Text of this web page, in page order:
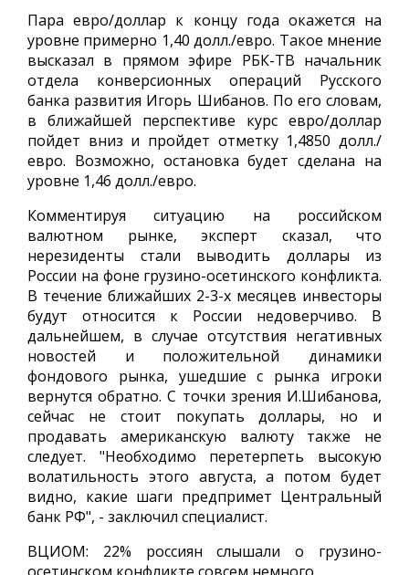
Пара евро/доллар к концу года окажется на
уровне примерно 1,40 долл./евро. Такое мнение
высказал в прямом эфире РБК-ТВ начальник
отдела конверсионных операций Русского
банка развития Игорь Шибанов. По его словам,
в ближайшей перспективе курс евро/доллар
пойдет вниз и пройдет отметку 1,4850 долл./
евро. Возможно, остановка будет сделана на
уровне 1,46 долл./евро.
Комментируя ситуацию на российском
валютном рынке, эксперт сказал, что
нерезиденты стали выводить доллары из
России на фоне грузино-осетинского конфликта.
В течение ближайших 2-3-х месяцев инвесторы
будут относится к России недоверчиво. В
дальнейшем, в случае отсутствия негативных
новостей и положительной динамики
фондового рынка, ушедшие с рынка игроки
вернутся обратно. С точки зрения И.Шибанова,
сейчас не стоит покупать доллары, но и
продавать американскую валюту также не
следует. "Необходимо перетерпеть высокую
волатильность этого августа, а потом будет
видно, какие шаги предпримет Центральный
банк РФ", - заключил специалист.
ВЦИОМ: 22% россиян слышали о грузино-